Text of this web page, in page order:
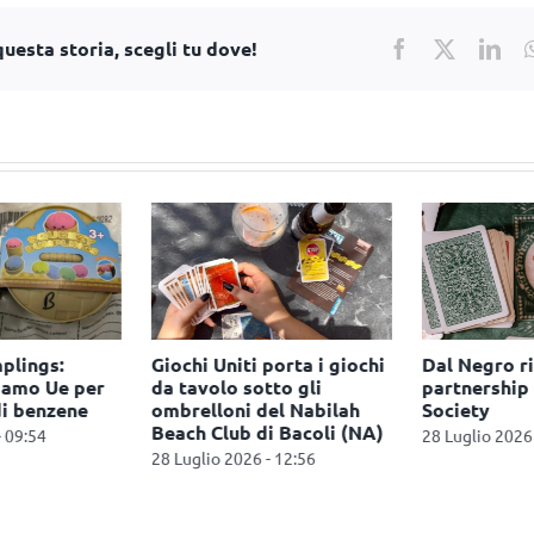
storia, scegli tu dove! Facebook
Ue per
benzene
Giochi Uniti porta i giochi
da tavolo sotto gli
ombrelloni del Nabilah
Beach Club di Bacoli (NA)
28 Luglio 2026 - 12:56
Dal Negro
partnership
Society
28 Luglio 2026